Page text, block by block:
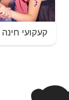
קעקועי חינה